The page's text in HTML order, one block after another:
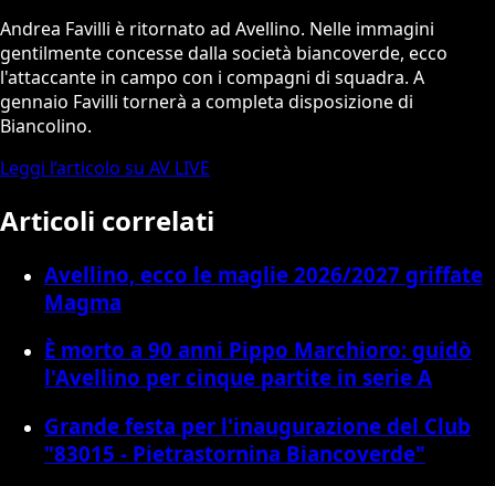
Andrea Favilli è ritornato ad Avellino. Nelle immagini
gentilmente concesse dalla società biancoverde, ecco
l'attaccante in campo con i compagni di squadra. A
gennaio Favilli tornerà a completa disposizione di
Biancolino.
Leggi l’articolo su AV LIVE
Articoli correlati
Avellino, ecco le maglie 2026/2027 griffate
Magma
È morto a 90 anni Pippo Marchioro: guidò
l'Avellino per cinque partite in serie A
Grande festa per l'inaugurazione del Club
"83015 - Pietrastornina Biancoverde"